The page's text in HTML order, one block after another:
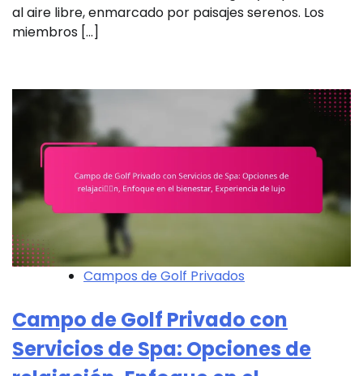
al aire libre, enmarcado por paisajes serenos. Los
miembros […]
Campos de Golf Privados
Campo de Golf Privado con
Servicios de Spa: Opciones de